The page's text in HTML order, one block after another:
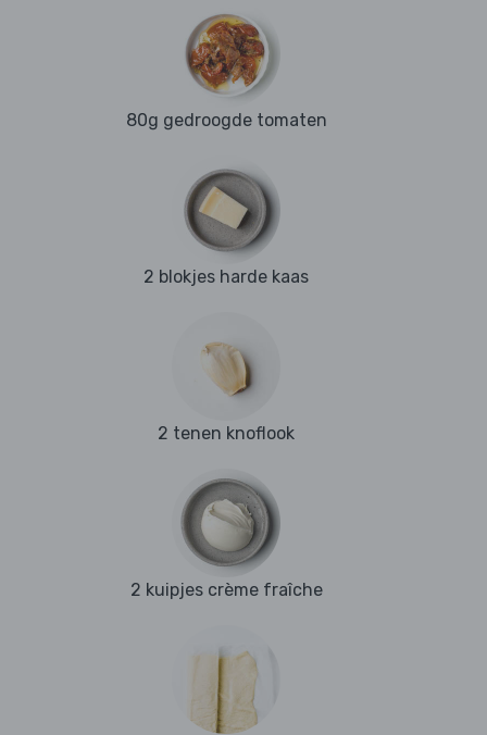
80g gedroogde tomaten
2 blokjes harde kaas
2 tenen knoflook
2 kuipjes crème fraîche